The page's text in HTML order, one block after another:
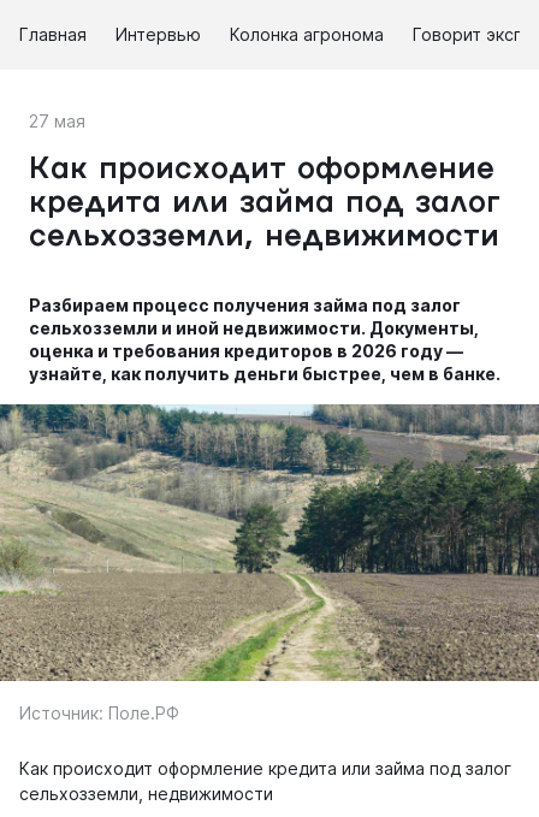
Главная Интервью Колонка агронома Говорит
27 мая
Как происходит оформление
кредита или займа под залог
сельхозземли, недвижимости
Разбираем процесс получения займа под залог
сельхозземли и иной недвижимости. Документы,
оценка и требования кредиторов в 2026 году —
узнайте, как получить деньги быстрее, чем в банке.
Источник: Поле.РФ
Как происходит оформление кредита или займа под залог
сельхозземли, недвижимости